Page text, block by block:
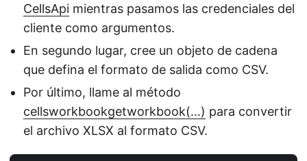
CellsApi mientras pasamos las credenciales del
cliente como argumentos.
En segundo lugar, cree un objeto de cadena
que defina el formato de salida como CSV.
Por último, llame al método
cellsworkbookgetworkbook(…) para convertir
el archivo XLSX al formato CSV.